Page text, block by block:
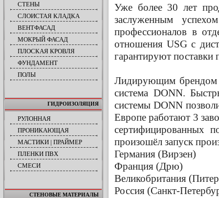
СТЕНЫ
СЛОИСТАЯ КЛАДКА
ВЕНТФАСАД
МОКРЫЙ ФАСАД
ПЛОСКАЯ КРОВЛЯ
ФУНДАМЕНТ
ПОЛЫ
ГИДРОИЗОЛЯЦИЯ
РУЛОННАЯ
ПРОНИКАЮЩАЯ
МАСТИКИ | ПРАЙМЕР
ПЛЕНКИ ПВХ
СМЕСИ
СТЕНОВЫЕ МАТЕРИАЛЫ
Уже более 30 лет
заслуженным
профессионалов в
отношения USG с
гарантируют поставки
Лидирующим брендом
система DONN.
системы DONN
Европе работают 3
сертифицированных
произошёл запуск
Германия (Вирзен)
Франция (Дрю)
Великобритания
Россия (Санкт-